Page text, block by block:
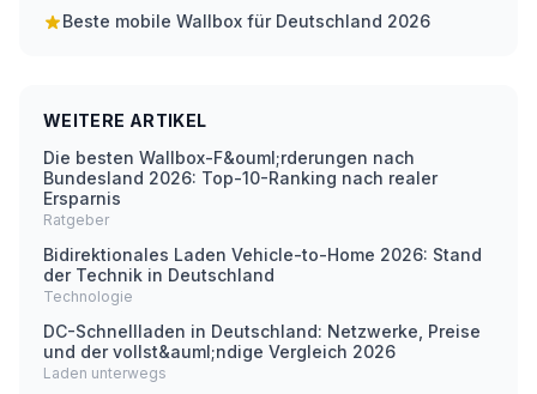
Beste mobile Wallbox für Deutschland 2026
WEITERE ARTIKEL
Die besten Wallbox-F&ouml;rderungen nach
Bundesland 2026: Top-10-Ranking nach realer
Ersparnis
Ratgeber
Bidirektionales Laden Vehicle-to-Home 2026: Stand
der Technik in Deutschland
Technologie
DC-Schnellladen in Deutschland: Netzwerke, Preise
und der vollst&auml;ndige Vergleich 2026
Laden unterwegs